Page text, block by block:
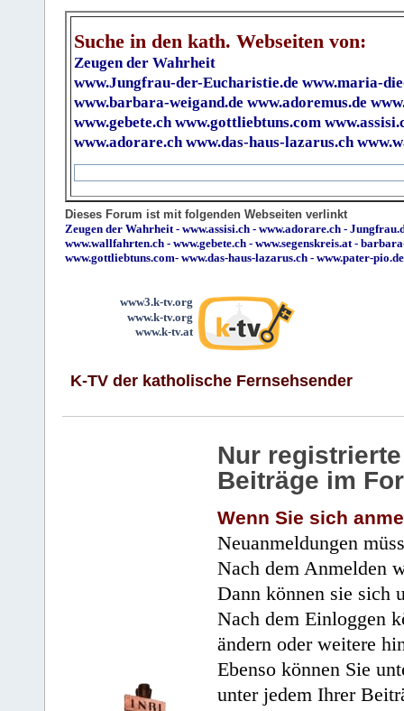
Suche in den kath. Webseiten von:
Zeugen der Wahrheit
www.Jungfrau-der-Eucharistie.de www.maria-
www.barbara-weigand.de www.adoremus.de
www.gebete.ch www.gottliebtuns.com
www.adorare.ch www.das-haus-lazarus.ch
Dieses Forum ist mit folgenden Webseiten verlinkt
Zeugen der Wahrheit - www.assisi.ch - www.adorare.ch -
www.wallfahrten.ch - www.gebete.ch - www.segenskreis.at -
www.gottliebtuns.com- www.das-haus-lazarus.ch - www.pater-pio.de
www3.k-tv.org
www.k-tv.org
www.k-tv.at
K-TV der katholische Fernsehsender
Nur
Beiträge im
Wenn Sie sich
Neuanmeldungen
Nach dem Anmelden
Dann können sie sich
Nach dem Einloggen
ändern oder weitere
Ebenso können Sie
unter jedem Ihrer